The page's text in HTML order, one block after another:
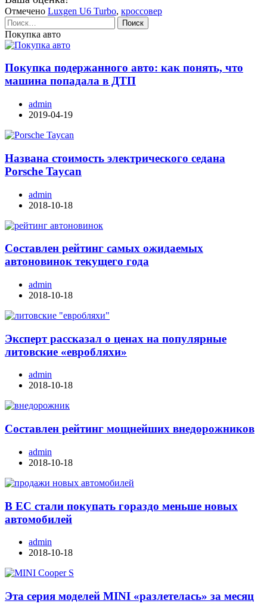
Отмечено Luxgen U6 Turbo, кроссовер
Найти:
Покупка авто
Покупка подержанного авто: как понять, что
машина попадала в ДТП
admin
2019-04-19
Названа стоимость электрического седана
Porsche Taycan
admin
2018-10-18
Составлен рейтинг самых ожидаемых
автоновинок текущего года
admin
2018-10-18
Эксперт рассказал о ценах на популярные
литовские «евробляхи»
admin
2018-10-18
Составлен рейтинг мощнейших внедорожников
admin
2018-10-18
В ЕС стали покупать гораздо меньше новых
автомобилей
admin
2018-10-18
Эта серия моделей MINI «разлетелась» за месяц